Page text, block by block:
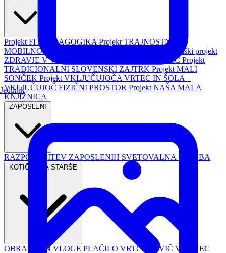
Projekt FIT PEDAGOGIKA Projekt TRAJNOSTNA
MOBILNOST
Republiški projekt
ZDRAVJE V VRTCU
Projekt TURIZEM IN VRTEC Projekt
TRADICIONALNI SLOVENSKI ZAJTRK Projekt MALI
SONČEK Projekt VKLJUČUJOČA VRTEC IN ŠOLA –
VKLJUČUJOČ FIZIČNI PROSTOR Projekt NAŠA MALA
KNJIŽNICA
ZAPOSLENI
RAZPOREDITEV ZAPOSLENIH SVETOVALNA SLUŽBA
KOTIČEK ZA STARŠE
OBRAZCI IN VLOGE PLAČILO VRTCA
PRVIČ V VRTEC
Jedilnik